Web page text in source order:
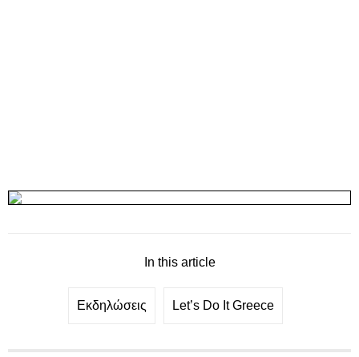
In this article
Εκδηλώσεις Let’s Do It Greece